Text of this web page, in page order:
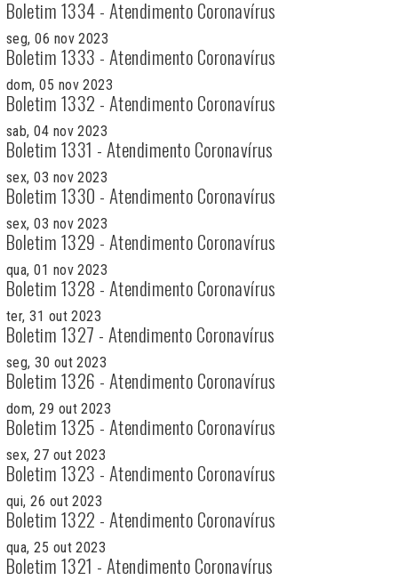
Boletim 1334 - Atendimento Coronavírus
seg, 06 nov 2023
Boletim 1333 - Atendimento Coronavírus
dom, 05 nov 2023
Boletim 1332 - Atendimento Coronavírus
sab, 04 nov 2023
Boletim 1331 - Atendimento Coronavírus
sex, 03 nov 2023
Boletim 1330 - Atendimento Coronavírus
sex, 03 nov 2023
Boletim 1329 - Atendimento Coronavírus
qua, 01 nov 2023
Boletim 1328 - Atendimento Coronavírus
ter, 31 out 2023
Boletim 1327 - Atendimento Coronavírus
seg, 30 out 2023
Boletim 1326 - Atendimento Coronavírus
dom, 29 out 2023
Boletim 1325 - Atendimento Coronavírus
sex, 27 out 2023
Boletim 1323 - Atendimento Coronavírus
qui, 26 out 2023
Boletim 1322 - Atendimento Coronavírus
qua, 25 out 2023
Boletim 1321 - Atendimento Coronavírus